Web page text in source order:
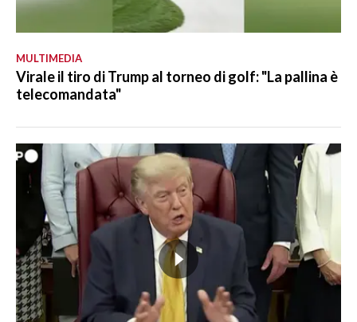
MULTIMEDIA
Virale il tiro di Trump al torneo di golf: "La pallina è
telecomandata"